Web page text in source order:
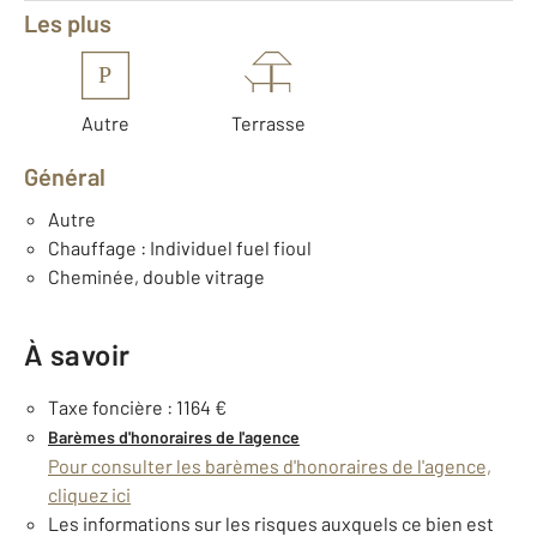
Les plus
P
Autre Terrasse
Général
Autre
Chauffage : Individuel fuel fioul
Cheminée, double vitrage
À savoir
Taxe foncière : 1164 €
Barèmes d'honoraires de l'agence
Pour consulter les barèmes d'honoraires de l'agence,
cliquez ici
Les informations sur les risques auxquels ce bien est